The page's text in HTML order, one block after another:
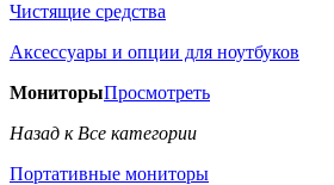
Чистящие средства
Аксессуары и опции для ноутбуков
МониторыПросмотреть
Назад к Все категории
Портативные мониторы